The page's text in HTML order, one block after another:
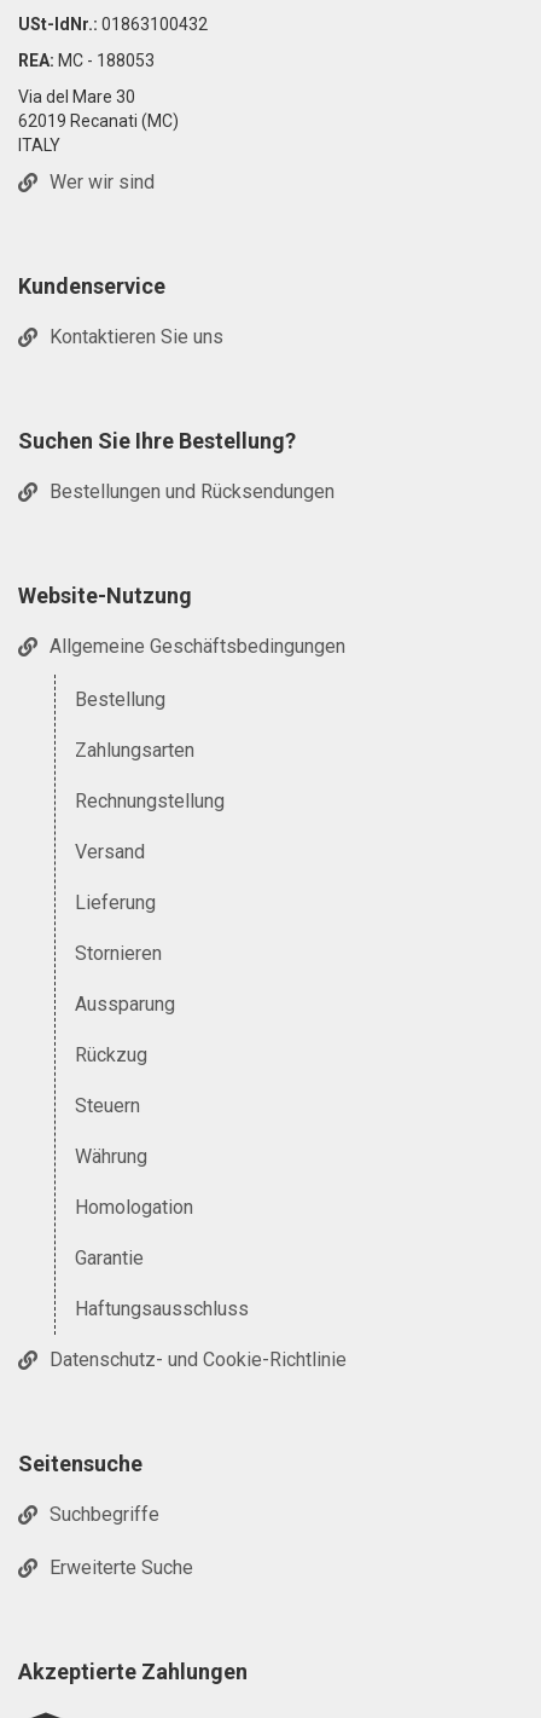
USt-IdNr.: 01863100432
REA: MC - 188053
Via del Mare 30
62019 Recanati (MC)
ITALY
Wer wir sind
Kundenservice
Kontaktieren Sie uns
Suchen Sie Ihre Bestellung?
Bestellungen und Rücksendungen
Website-Nutzung
Allgemeine Geschäftsbedingungen
Bestellung
Zahlungsarten
Rechnungstellung
Versand
Lieferung
Stornieren
Aussparung
Rückzug
Steuern
Währung
Homologation
Garantie
Haftungsausschluss
Datenschutz- und Cookie-Richtlinie
Seitensuche
Suchbegriffe
Erweiterte Suche
Akzeptierte Zahlungen